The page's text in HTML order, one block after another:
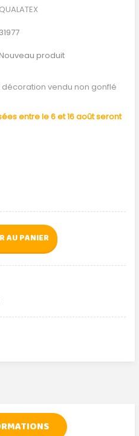
QUALATEX
31977
Nouveau produit
vendu non gonflé
entre le 6 et 16 août seront
AU PANIER